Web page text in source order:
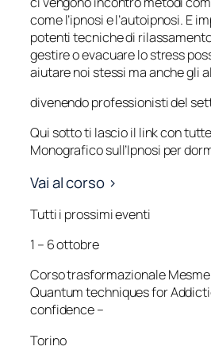
come l’ipnosi e l’autoipnosi. E
potenti tecniche di
gestire o evacuare lo stress
aiutare noi stessi ma anche gli
divenendo professionisti del
Qui sotto ti lascio il link con
Monografico sull’Ipnosi per
Vai al corso >
Tutti i prossimi eventi
1 – 6 ottobre
Corso trasformazionale
Quantum techniques for
confidence –
Torino